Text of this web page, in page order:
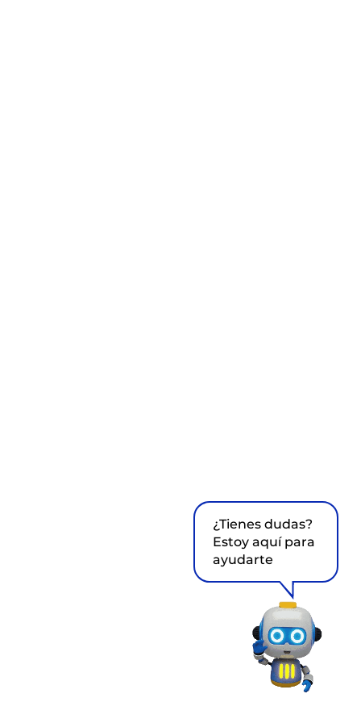
¿Tienes dudas?
Estoy aquí para
ayudarte